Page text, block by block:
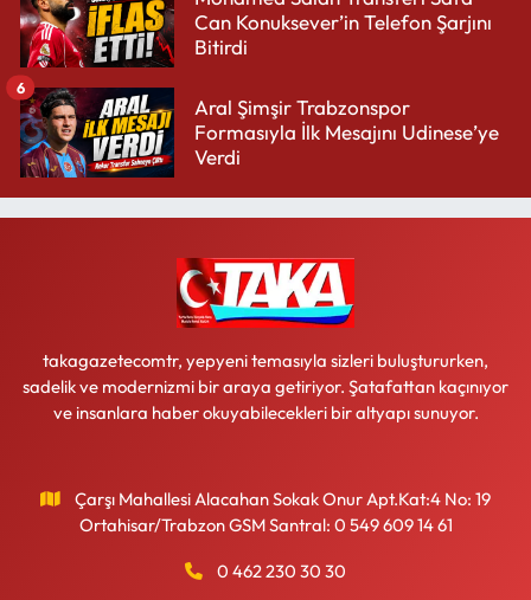
Can Konuksever’in Telefon Şarjını
Bitirdi
Aral Şimşir Trabzonspor
Formasıyla İlk Mesajını Udinese’ye
Verdi
6
takagazetecomtr, yepyeni temasıyla sizleri buluştururken,
sadelik ve modernizmi bir araya getiriyor. Şatafattan kaçınıyor
ve insanlara haber okuyabilecekleri bir altyapı sunuyor.
Çarşı Mahallesi Alacahan Sokak Onur Apt.Kat:4 No: 19
Ortahisar/Trabzon GSM Santral: 0 549 609 14 61
0 462 230 30 30